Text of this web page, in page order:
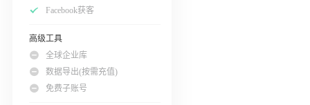
Facebook获客
高级工具
全球企业库
数据导出(按需充值)
免费子账号